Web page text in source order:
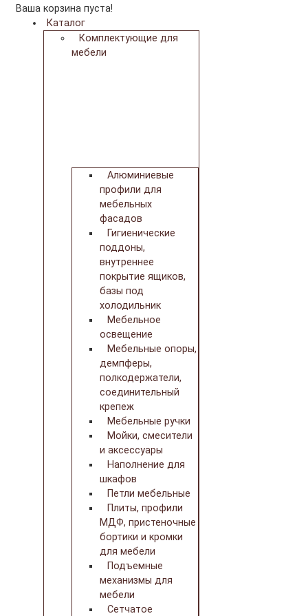
Ваша корзина пуста!
Каталог
Комплектующие для
мебели
Алюминиевые
профили для
мебельных
фасадов
Гигиенические
поддоны,
внутреннее
покрытие ящиков,
базы под
холодильник
Мебельное
освещение
Мебельные опоры,
демпферы,
полкодержатели,
соединительный
крепеж
Мебельные ручки
Мойки, смесители
и аксессуары
Наполнение для
шкафов
Петли мебельные
Плиты, профили
МДФ, пристеночные
бортики и кромки
для мебели
Подъемные
механизмы для
мебели
Сетчатое